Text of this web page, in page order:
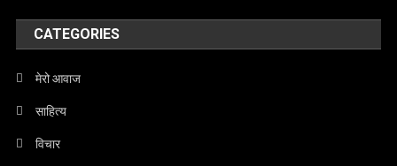
CATEGORIES
मेरो आवाज
साहित्य
विचार